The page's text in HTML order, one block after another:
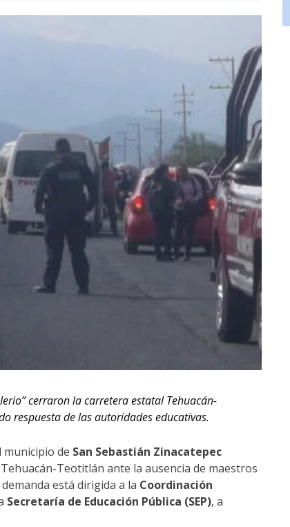
cerraron la carretera estatal Tehuacán-
respuesta de las autoridades educativas.
municipio de San Sebastián Zinacatepec
Teotitlán ante la ausencia de maestros
demanda está dirigida a la Coordinación
Secretaría de Educación Pública (SEP), a